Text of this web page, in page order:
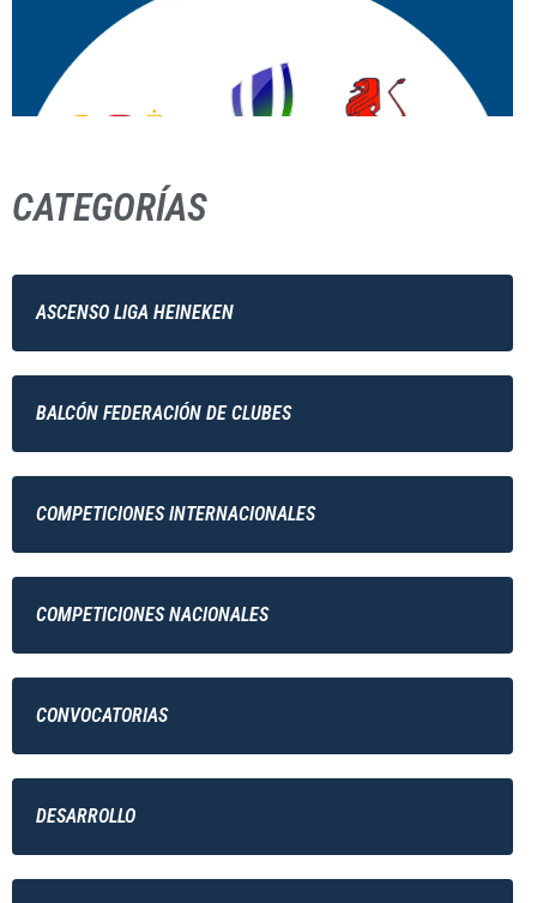
CATEGORÍAS
ASCENSO LIGA HEINEKEN
BALCÓN FEDERACIÓN DE CLUBES
COMPETICIONES INTERNACIONALES
COMPETICIONES NACIONALES
CONVOCATORIAS
DESARROLLO